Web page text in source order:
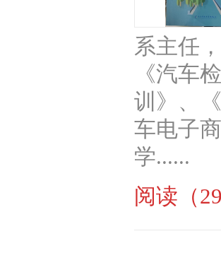
系主任
《汽车
训》、
车电子
学......
阅读（